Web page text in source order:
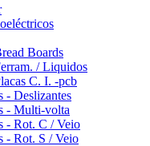
Boards
/ Liquidos
C. I. -pcb
- Deslizantes
- Multi-volta
- Rot. C / Veio
- Rot. S / Veio